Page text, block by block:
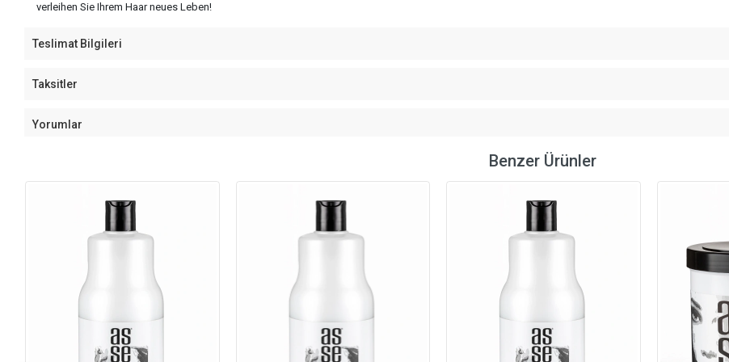
verleihen Sie Ihrem Haar neues Leben!
Teslimat Bilgileri
Taksitler
Yorumlar
Benzer Ürünler